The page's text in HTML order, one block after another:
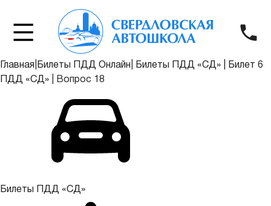
Главная Билеты ПДД Онлайн Билеты ПДД «СД»
Билет 6
ПДД «СД»
Вопрос 18
Билеты ПДД «СД»